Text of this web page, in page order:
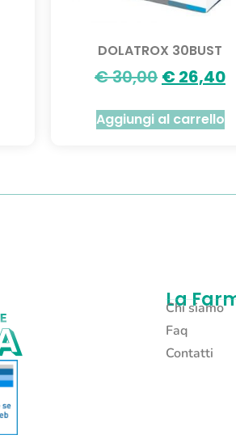
DOLATROX 30BUST
€30,00 €26,40
Aggiungi al carrello
La
Chi siamo
Faq
Contatti